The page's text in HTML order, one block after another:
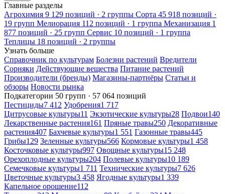
Главные разделы
Агрохимия 9 129 позиций · 2 группы Сорта 45 918 позиций ·
19 групп Мелиорация 112 позиций · 1 группа Механизация 1
877 позиций · 25 групп Сервис 10 позиций · 1 группа
Теплицы 18 позиций · 2 группы
Узнать больше
Справочник по культурам Болезни растений Вредители
Сорняки Действующие вещества Питание растений
Производители (бренды) Магазины-партнёры Статьи и
обзоры Новости рынка
Подкатегории 50 групп · 57 064 позиций
Пестициды7 412 Удобрения1 717
Цитрусовые культуры11 Экзотические культуры28 Подвои140
Лекарственные растения161 Пряные травы250 Декоративные
растения407 Бахчевые культуры1 551 Газонные травы445
Грибы129 Зеленные культуры566 Кормовые культуры1 458
Косточковые культуры997 Овощные культуры15 248
Орехоплодные культуры204 Полевые культуры10 189
Семечковые культуры1 711 Технические культуры7 626
Цветочные культуры3 458 Ягодные культуры1 339
Капельное орошение112